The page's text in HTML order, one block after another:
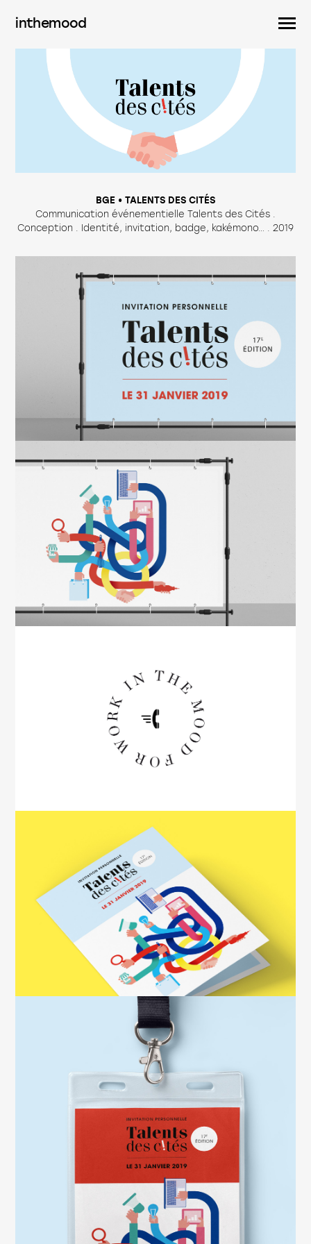
inthemood
BGE • TALENTS DES CITÉS
Communication événementielle Talents des Cités .
Conception . Identité, invitation, badge, kakémono… . 2019
Sabine06 64 82 08 31
Julia
06 48 07 04 89
contact@in-the-mood.fr